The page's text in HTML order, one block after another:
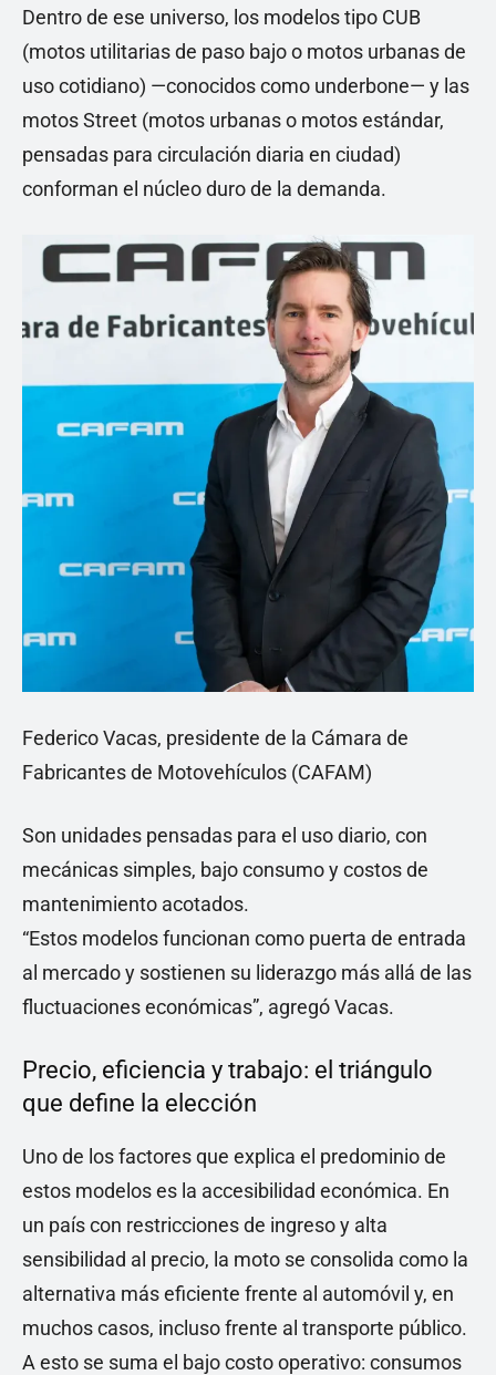
Dentro de ese universo, los modelos tipo CUB
(motos utilitarias de paso bajo o motos urbanas de
uso cotidiano) —conocidos como underbone— y las
motos Street (motos urbanas o motos estándar,
pensadas para circulación diaria en ciudad)
conforman el núcleo duro de la demanda.
Federico Vacas, presidente de la Cámara de
Fabricantes de Motovehículos (CAFAM)
Son unidades pensadas para el uso diario, con
mecánicas simples, bajo consumo y costos de
mantenimiento acotados.
“Estos modelos funcionan como puerta de entrada
al mercado y sostienen su liderazgo más allá de las
fluctuaciones económicas”, agregó Vacas.
Precio, eficiencia y trabajo: el triángulo
que define la elección
Uno de los factores que explica el predominio de
estos modelos es la accesibilidad económica. En
un país con restricciones de ingreso y alta
sensibilidad al precio, la moto se consolida como la
alternativa más eficiente frente al automóvil y, en
muchos casos, incluso frente al transporte público.
A esto se suma el bajo costo operativo: consumos